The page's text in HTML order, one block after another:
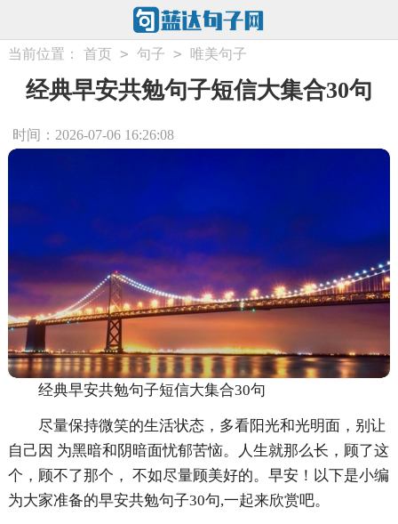
当前位置： 首页 > 句子 > 唯美句子
经典早安共勉句子短信大集合30句
时间：2026-07-06 16:26:08
经典早安共勉句子短信大集合30句
尽量保持微笑的生活状态，多看阳光和光明面，别让
自己因 为黑暗和阴暗面忧郁苦恼。人生就那么长，顾了这
个，顾不了那个， 不如尽量顾美好的。早安！以下是小编
为大家准备的早安共勉句子30句,一起来欣赏吧。